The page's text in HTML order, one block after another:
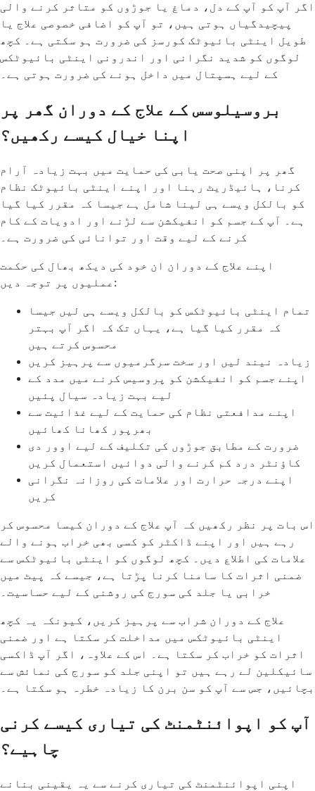
اگر آپ کو آپ کے دل، دماغ یا جوڑوں کو متاثر کرنے والی
پیچیدگیاں ہوتی ہیں، تو آپ کو اضافی خصوصی علاج یا
طویل اینٹی بائیوٹک کورسز کی ضرورت ہو سکتی ہے۔ کچھ
لوگوں کو شدید نگرانی اور اندرونی اینٹی بائیوٹکس
کے لیے ہسپتال میں داخل ہونے کی ضرورت ہوتی ہے۔
بروسیلوسس کے علاج کے دوران گھر پر
اپنا خیال کیسے رکھیں؟
گھر پر اپنی صحت یابی کی حمایت میں بہت زیادہ آرام
کرنا، ہائیڈریٹ رہنا اور اپنے اینٹی بائیوٹک نظام
کو بالکل ویسے ہی لینا شامل ہے جیسا کہ مقرر کیا گیا
ہے۔ آپ کے جسم کو انفیکشن سے لڑنے اور ادویات کے کام
کرنے کے لیے وقت اور توانائی کی ضرورت ہے۔
اپنے علاج کے دوران ان خود کی دیکھ بھال کی حکمت
عملیوں پر توجہ دیں:
تمام اینٹی بائیوٹکس کو بالکل ویسے ہی لیں جیسا
کہ مقرر کیا گیا ہے، یہاں تک کہ اگر آپ بہتر
محسوس کرتے ہیں
زیادہ نیند لیں اور سخت سرگرمیوں سے پرہیز کریں
اپنے جسم کو انفیکشن کو پروسیس کرنے میں مدد کے
لیے بہت زیادہ سیال پئیں
اپنے مدافعتی نظام کی حمایت کے لیے غذائیت سے
بھرپور کھانا کھائیں
ضرورت کے مطابق جوڑوں کی تکلیف کے لیے اوور دی
کاؤنٹر درد کم کرنے والی دوائیں استعمال کریں
اپنے درجہ حرارت اور علامات کی روزانہ نگرانی
کریں
اس بات پر نظر رکھیں کہ آپ علاج کے دوران کیسا محسوس کر
رہے ہیں اور اپنے ڈاکٹر کو کسی بھی خراب ہونے والے
علامات کی اطلاع دیں۔ کچھ لوگوں کو اینٹی بائیوٹکس سے
ضمنی اثرات کا سامنا کرنا پڑتا ہے، جیسے کہ پیٹ میں
خرابی یا جلد کی سورج کی روشنی کے لیے حساسیت۔
علاج کے دوران شراب سے پرہیز کریں، کیونکہ یہ کچھ
اینٹی بائیوٹکس میں مداخلت کر سکتا ہے اور ضمنی
اثرات کو خراب کر سکتا ہے۔ اس کے علاوہ، اگر آپ ڈاکسی
سائیکلین لے رہے ہیں تو اپنی جلد کو سورج کی نمائش سے
بچائیں، جس سے آپ کو سن برن کا زیادہ خطرہ ہو سکتا ہے۔
آپ کو اپوائنٹمنٹ کی تیاری کیسے کرنی
چاہیے؟
اپنی اپوائنٹمنٹ کی تیاری کرنے سے یہ یقینی بنانے